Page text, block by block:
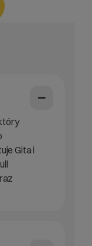
Gita i